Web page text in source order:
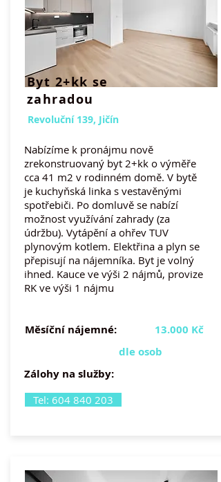
Byt 2+kk se
zahradou
Revoluční 139, Jičín
Nabízíme k pronájmu nově
zrekonstruovaný byt 2+kk o výměře
cca 41 m2 v rodinném domě. V bytě
je kuchyňská linka s vestavěnými
spotřebiči. Po domluvě se nabízí
možnost využívání zahrady (za
údržbu). Vytápění a ohřev TUV
plynovým kotlem. Elektřina a plyn se
přepisují na nájemníka. Byt je volný
ihned. Kauce ve výši 2 nájmů, provize
RK ve výši 1 nájmu
Měsíční nájemné:
13.000 Kč
dle osob
Zálohy na služby:
Tel: 604 840 203